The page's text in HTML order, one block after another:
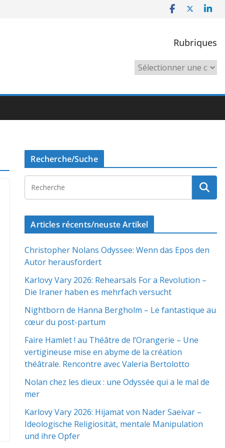
Rubriques
Rubriques
Recherche/Suche
Articles récents/neuste Artikel
Christopher Nolans Odyssee: Wenn das Epos den
Autor herausfordert
Karlovy Vary 2026: Rehearsals For a Revolution –
Die Iraner haben es mehrfach versucht
Nightborn de Hanna Bergholm – Le fantastique au
cœur du post-partum
Faire Hamlet ! au Théâtre de l’Orangerie – Une
vertigineuse mise en abyme de la création
théâtrale. Rencontre avec Valeria Bertolotto
Nolan chez les dieux : une Odyssée qui a le mal de
mer
Karlovy Vary 2026: Hijamat von Nader Saeivar​​ –
Ideologische Religiosität, mentale Manipulation
und ihre Opfer